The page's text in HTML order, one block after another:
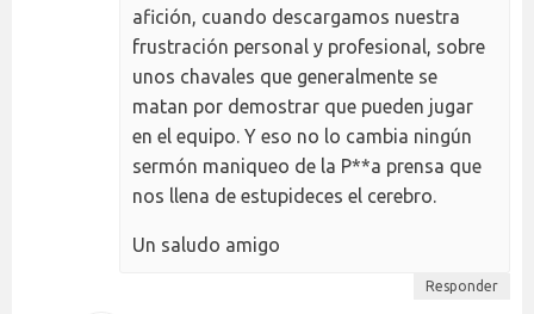
afición, cuando descargamos nuestra
frustración personal y profesional, sobre
unos chavales que generalmente se
matan por demostrar que pueden jugar
en el equipo. Y eso no lo cambia ningún
sermón maniqueo de la P**a prensa que
nos llena de estupideces el cerebro.
Un saludo amigo
Responder